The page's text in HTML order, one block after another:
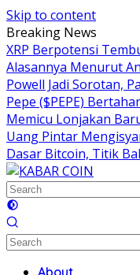
Skip to content
Breaking News
XRP Berpotensi
Alasannya Menurut
Powell Jadi Sorotan,
Pepe ($PEPE)
Memicu Lonjakan
Uang Pintar
Dasar Bitcoin, Titik
About